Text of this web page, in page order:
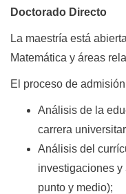
Doctorado Directo
La maestría está
Matemática y áreas
El proceso de
Análisis de la
carrera
Análisis del
investigaciones y
punto y medio);